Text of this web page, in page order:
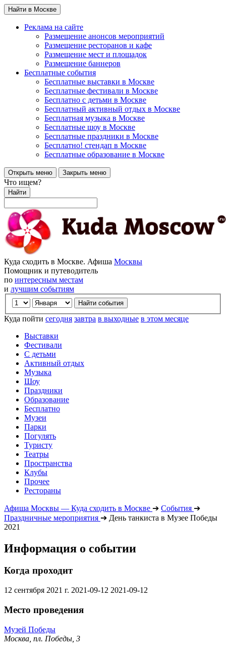
Найти в Москве
Реклама на сайте
Размещение анонсов мероприятий
Размещение ресторанов и кафе
Размещение мест и площадок
Размещение баннеров
Бесплатные события
Бесплатные выставки в Москве
Бесплатные фестивали в Москве
Бесплатно с детьми в Москве
Бесплатный активный отдых в Москве
Бесплатная музыка в Москве
Бесплатные шоу в Москве
Бесплатные праздники в Москве
Бесплатно! стендап в Москве
Бесплатные образование в Москве
Открыть меню Закрыть меню
Что ищем?
Найти
Куда сходить в Москве. Афиша Москвы
Помощник и путеводитель
по интересным местам
и лучшим событиям
Куда пойти сегодня завтра в выходные в этом месяце
Выставки
Фестивали
С детьми
Активный отдых
Музыка
Шоу
Праздники
Образование
Бесплатно
Музеи
Парки
Погулять
Туристу
Театры
Пространства
Клубы
Прочее
Рестораны
Афиша Москвы — Куда сходить в Москве ➔ События ➔
Праздничные мероприятия ➔ День танкиста в Музее Победы
2021
Информация о событии
Когда проходит
12 сентября 2021 г. 2021-09-12 2021-09-12
Место проведения
Музей Победы
Москва, пл. Победы, 3